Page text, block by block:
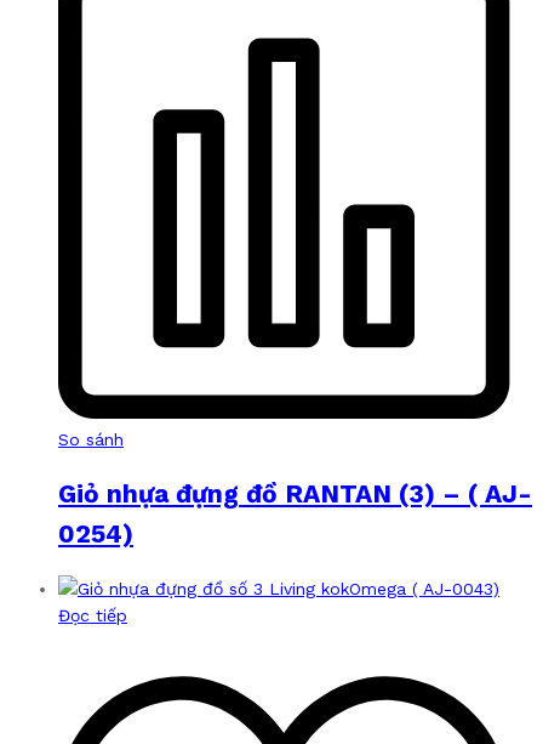
So sánh
Giỏ nhựa đựng đồ RANTAN (3) – ( AJ-
0254)
Đọc tiếp